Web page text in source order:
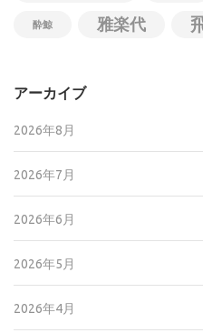
酔鯨 雅楽代
アーカイブ
2026年8月
2026年7月
2026年6月
2026年5月
2026年4月